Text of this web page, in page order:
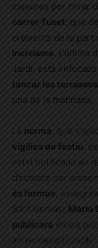
mesures per mirar
carrer Tuset, que
creixents de la part
incivisme. L’última
Jardí, està enfocada
tancar les
una de la matinada.
La norma, que
vigílies de festiu
,
estat notificada als
d’octubre per
és ferma»,
Sant Gervasi, Maria
publicarà en els
aniversari d’El Jardí.